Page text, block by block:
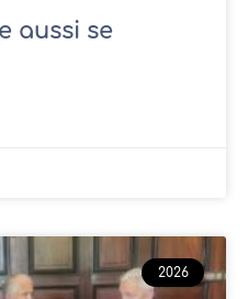
aussi se
2026